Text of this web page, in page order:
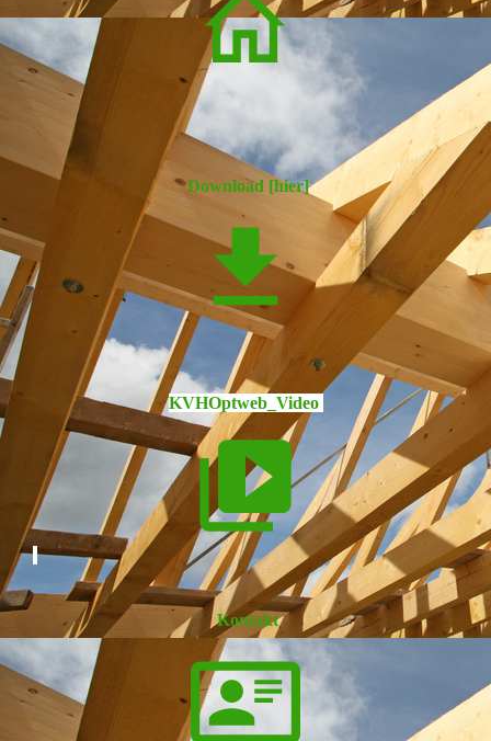
Download [hier]
KVHOptweb_Video
Kontakt